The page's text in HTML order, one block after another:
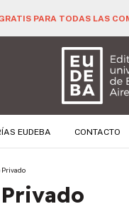
PARA TODAS LAS
EUDEBA CONTACTO